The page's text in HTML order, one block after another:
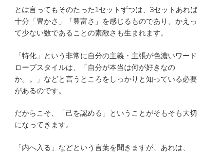
とは言ってもそのたった1セットずつは、3セットあれば
十分「豊かさ」「豊富さ」を感じるものであり、かえっ
て少ない数であることの素敵さも生まれます。
「特化」という非常に自分の主義・主張が色濃いワード
ローブスタイルは、「自分が本当は何が好きなの
か。。」などと言うところをしっかりと知っている必要
があるのです。
だからこそ、「己を認める」ということがそもそも大切
になってきます。
「内へ入る」などという言葉を聞きますが、あれは、